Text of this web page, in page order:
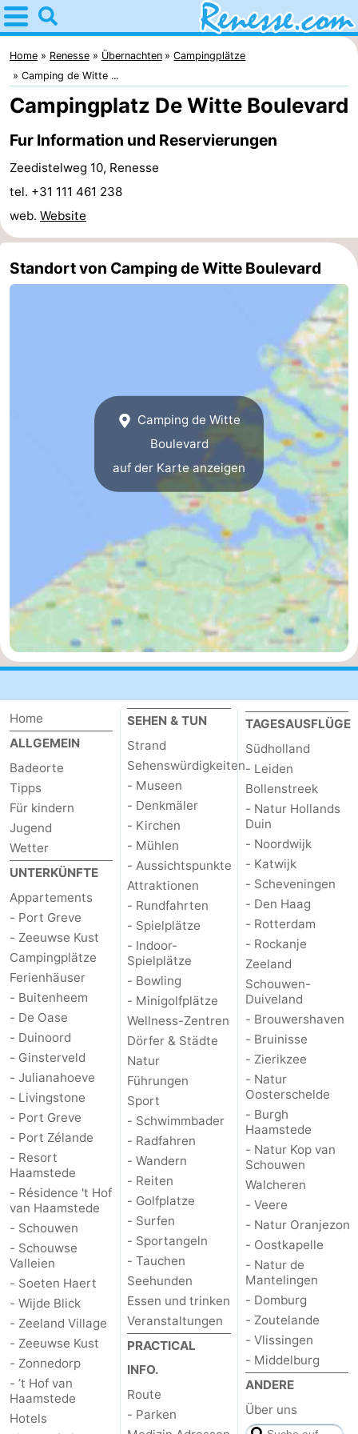
Home
Renesse
Tipps
kindern
Übernachten
Appartements
-
Port
-
Julianahoeve
Livingstone
Port
Greve
-
Port
Zélande
-
Resort
Haamstede
-
Résidence
't
Hof
van
Haamstede
-
Schouwen
-
Schouwse
Valleien
-
Soeten
Haert
-
Wijde
Blick
-
Zeeland
Village
-
Zeeuwse
Kust
-
Zonnedorp
Hof
van
Haamstede
Hotels
Zimmer
(mit
Frühstück)
Lastminutes
Strand
Sehen
&
tun
-
Museen
Denkmäler
Kirchen
Mühlen
Aussichtspunkte
Attraktionen
-
Home Renesse Übernachten
Campingplätze
Camping de Witte ...
Campingplatz De Witte Boulevard
Fur Information und Reservierungen
Zeedistelweg 10, Renesse
tel. +31 111 461 238
web. Website
Standort von Camping de Witte Boulevard
Camping de Witte
Boulevard
auf der Karte anzeigen
Home
ALLGEMEIN
Badeorte
Tipps
Für kindern
Jugend
Wetter
UNTERKÜNFTE
Appartements
- Port Greve
- Zeeuwse Kust
Campingplätze
Ferienhäuser
- Buitenheem
- De Oase
- Duinoord
- Ginsterveld
- Julianahoeve
- Livingstone
- Port Greve
- Port Zélande
- Resort
Haamstede
- Résidence 't Hof
van Haamstede
- Schouwen
- Schouwse
Valleien
- Soeten Haert
- Wijde Blick
- Zeeland Village
- Zeeuwse Kust
- Zonnedorp
- ’t Hof van
Haamstede
Hotels
SEHEN & TUN
Strand
Sehenswürdigkeiten
- Museen
- Denkmäler
- Kirchen
- Mühlen
- Aussichtspunkte
Attraktionen
- Rundfahrten
- Spielplätze
- Indoor-
Spielplätze
- Bowling
- Minigolfplätze
Wellness-Zentren
Dörfer & Städte
Natur
Führungen
Sport
- Schwimmbader
- Radfahren
- Wandern
- Reiten
- Golfplatze
- Surfen
- Sportangeln
- Tauchen
Seehunden
Essen und trinken
Veranstaltungen
PRACTICAL
INFO.
Route
- Parken
TAGESAUSFLÜGE
Südholland
- Leiden
Bollenstreek
- Natur Hollands
Duin
- Noordwijk
- Katwijk
- Scheveningen
- Den Haag
- Rotterdam
- Rockanje
Zeeland
Schouwen-
Duiveland
- Brouwershaven
- Bruinisse
- Zierikzee
- Natur
Oosterschelde
- Burgh
Haamstede
- Natur Kop van
Schouwen
Walcheren
- Veere
- Natur Oranjezon
- Oostkapelle
- Natur de
Mantelingen
- Domburg
- Zoutelande
- Vlissingen
- Middelburg
ANDERE
Über uns